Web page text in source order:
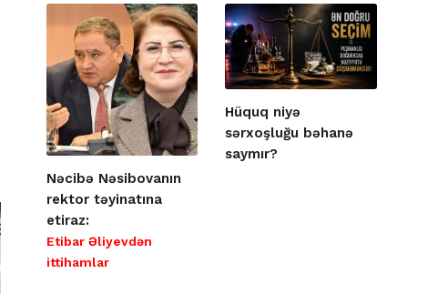
Nəcibə Nəsibovanın
rektor təyinatına
etiraz:
Etibar Əliyevdən
ittihamlar
Hüquq niyə
sərxoşluğu bəhanə
saymır?